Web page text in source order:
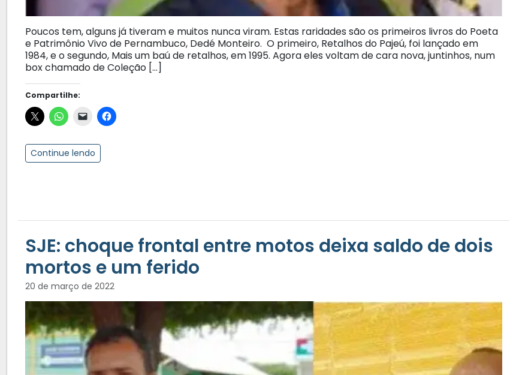
Poucos tem, alguns já tiveram e muitos nunca viram. Estas raridades são os primeiros livros do Poeta
e Patrimônio Vivo de Pernambuco, Dedé Monteiro. O primeiro, Retalhos do Pajeú, foi lançado em
1984, e o segundo, Mais um baú de retalhos, em 1995. Agora eles voltam de cara nova, juntinhos, num
box chamado de Coleção […]
Compartilhe:
Continue lendo
SJE: choque frontal entre motos deixa saldo de dois
mortos e um ferido
20 de março de 2022